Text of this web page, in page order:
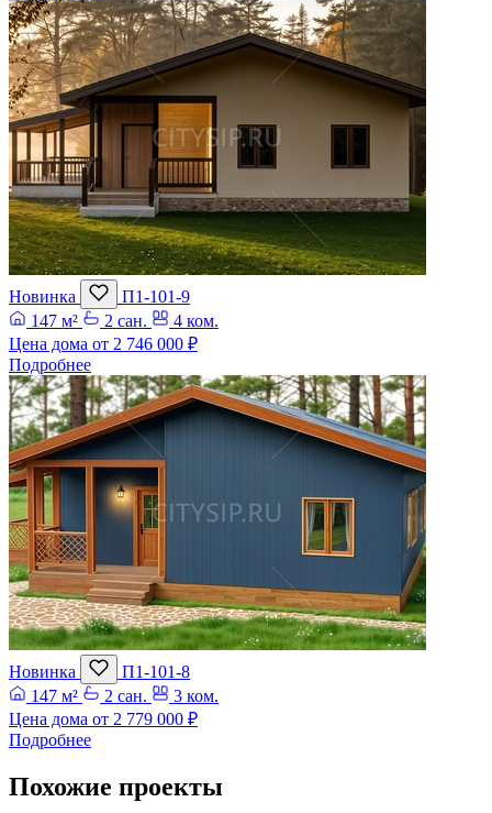
Новинка
П1-101-9
147 м²
2 сан.
4 ком.
Цена дома от 2 746 000 ₽
Подробнее
Новинка
П1-101-8
147 м²
2 сан.
3 ком.
Цена дома от 2 779 000 ₽
Подробнее
Похожие проекты